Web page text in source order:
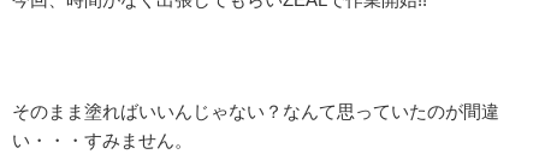
そのまま塗ればいいんじゃない？なんて思っていたのが間違
い・・・すみません。